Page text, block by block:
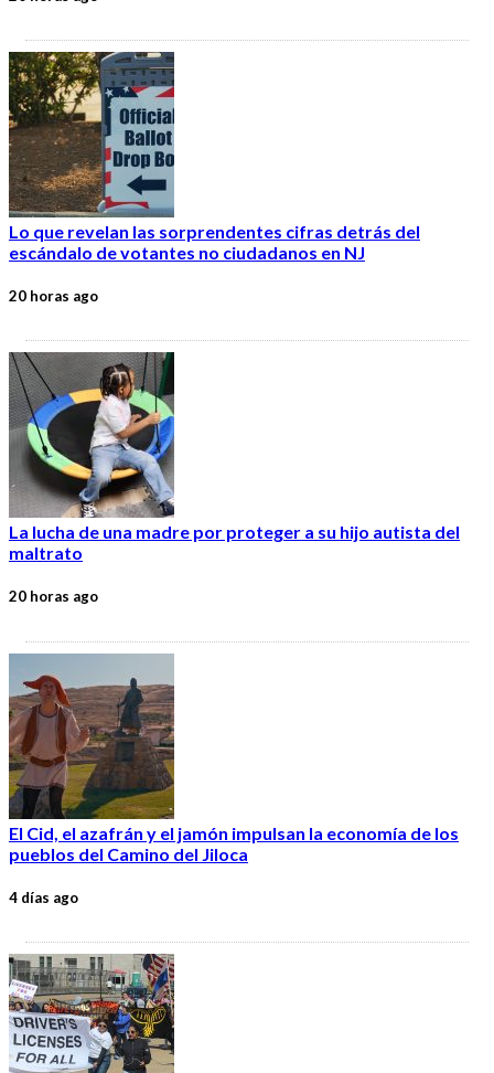
Lo que revelan las sorprendentes cifras detrás del
escándalo de votantes no ciudadanos en NJ
20 horas ago
La lucha de una madre por proteger a su hijo autista del
maltrato
20 horas ago
El Cid, el azafrán y el jamón impulsan la economía de los
pueblos del Camino del Jiloca
4 días ago